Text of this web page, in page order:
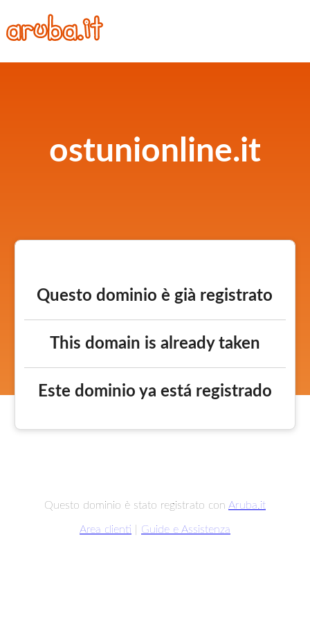
ostunionline.it
Questo dominio è già registrato
This domain is already taken
Este dominio ya está registrado
Questo dominio è stato registrato con Aruba.it
Area clienti Guide e Assistenza